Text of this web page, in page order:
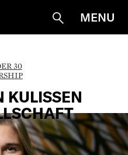
Suche
MENU
30
KULISSEN